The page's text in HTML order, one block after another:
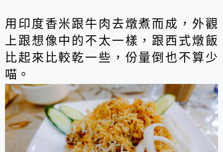
用印度香米跟牛肉去燉煮而成，外觀
上跟想像中的不太一樣，跟西式燉飯
比起來比較乾一些，份量倒也不算少
喵。